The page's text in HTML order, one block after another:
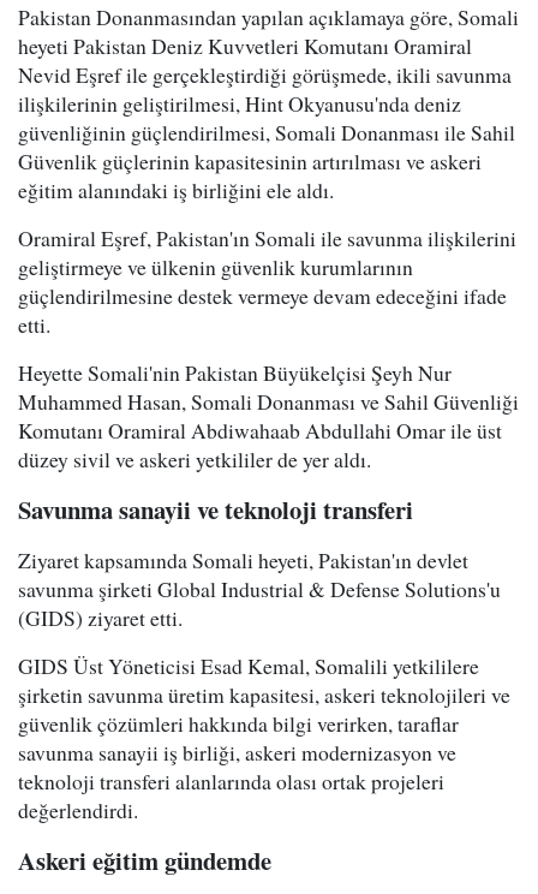
Pakistan Donanmasından yapılan açıklamaya göre, Somali
heyeti Pakistan Deniz Kuvvetleri Komutanı Oramiral
Nevid Eşref ile gerçekleştirdiği görüşmede, ikili savunma
ilişkilerinin geliştirilmesi, Hint Okyanusu'nda deniz
güvenliğinin güçlendirilmesi, Somali Donanması ile Sahil
Güvenlik güçlerinin kapasitesinin artırılması ve askeri
eğitim alanındaki iş birliğini ele aldı.
Oramiral Eşref, Pakistan'ın Somali ile savunma ilişkilerini
geliştirmeye ve ülkenin güvenlik kurumlarının
güçlendirilmesine destek vermeye devam edeceğini ifade
etti.
Heyette Somali'nin Pakistan Büyükelçisi Şeyh Nur
Muhammed Hasan, Somali Donanması ve Sahil Güvenliği
Komutanı Oramiral Abdiwahaab Abdullahi Omar ile üst
düzey sivil ve askeri yetkililer de yer aldı.
Savunma sanayii ve teknoloji transferi
Ziyaret kapsamında Somali heyeti, Pakistan'ın devlet
savunma şirketi Global Industrial & Defense Solutions'u
(GIDS) ziyaret etti.
GIDS Üst Yöneticisi Esad Kemal, Somalili yetkililere
şirketin savunma üretim kapasitesi, askeri teknolojileri ve
güvenlik çözümleri hakkında bilgi verirken, taraflar
savunma sanayii iş birliği, askeri modernizasyon ve
teknoloji transferi alanlarında olası ortak projeleri
değerlendirdi.
Askeri eğitim gündemde